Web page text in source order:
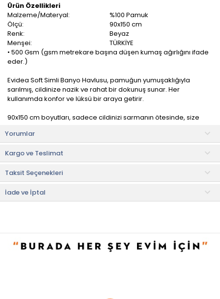
Ürün Özellikleri
Malzeme/Materyal:
%100 Pamuk
Ölçü:
90x150 cm
Renk:
Beyaz
Menşei:
TÜRKİYE
• 500 Gsm (gsm metrekare başına düşen kumaş ağırlığını ifade
eder.)
Evidea Soft Simli Banyo Havlusu, pamuğun yumuşaklığıyla
sarılmış, cildinize nazik ve rahat bir dokunuş sunar. Her
kullanımda konfor ve lüksü bir araya getirir.
90x150 cm boyutları, sadece cildinizi sarmanın ötesinde, size
veya üzerinizi örtebilirsiniz.
Pamuk malzeme, suyu hızla emerek etkili bir kurulama sağlar.
Hem pratik kullanım hem de dayanıklılık sunar.
Kullanım ve Bakım Bilgileri
• 40 °C'de yıkayınız.
• Orta sıcaklıkta ütüleyiniz.
• Beyazlatıcı kullanmayınız.
Bu fiyat perakende satışlar için belirlenmiştir. Toplu alımlar
Evidea tarafından incelenecek ve uygun bulunmayan siparişler
Yorumlar
Kargo ve Teslimat
Taksit Seçenekleri
İade ve İptal